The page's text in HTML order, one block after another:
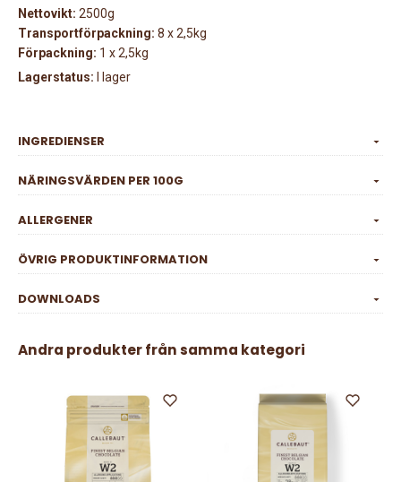
Nettovikt: 2500g
Transportförpackning: 8 x 2,5kg
Förpackning: 1 x 2,5kg
Lagerstatus: I lager
INGREDIENSER
NÄRINGSVÄRDEN PER 100G
ALLERGENER
ÖVRIG PRODUKTINFORMATION
DOWNLOADS
Andra produkter från samma kategori